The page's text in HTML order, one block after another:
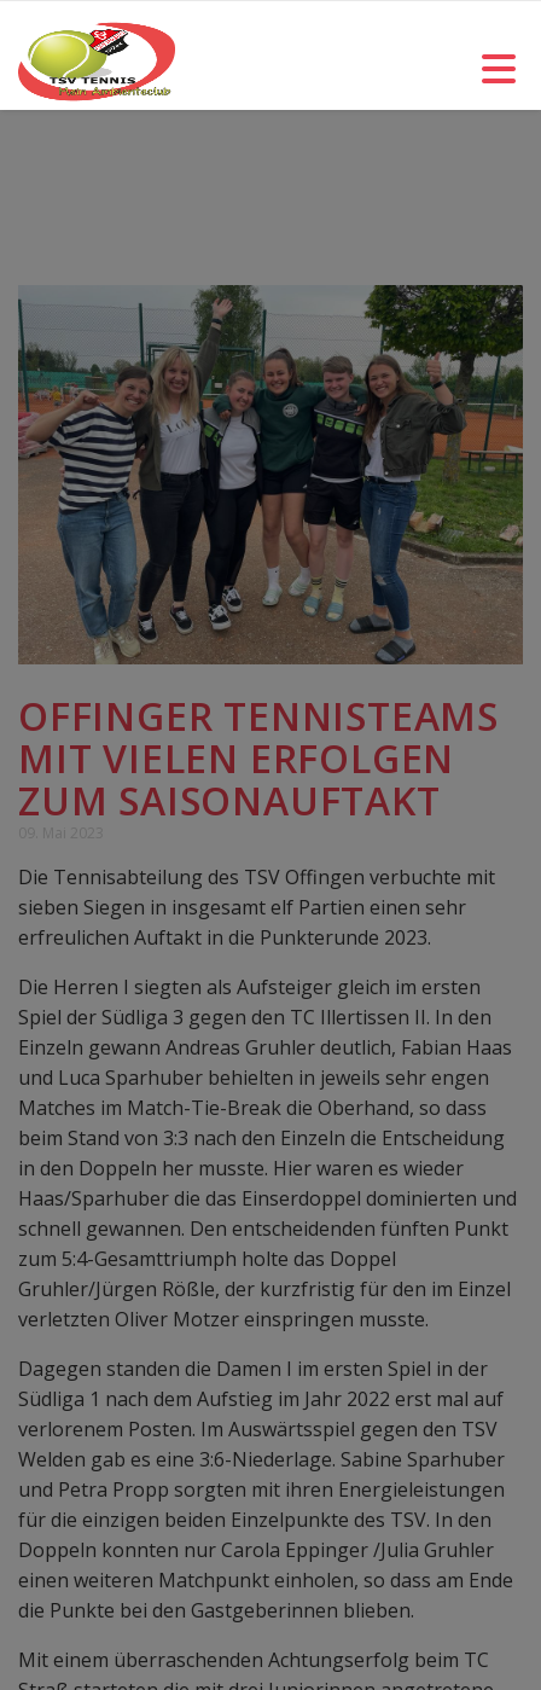
OFFINGER TENNISTEAMS
MIT VIELEN ERFOLGEN
ZUM SAISONAUFTAKT
Die Tennisabteilung des TSV Offingen verbuchte mit
sieben Siegen in insgesamt elf Partien einen sehr
erfreulichen Auftakt in die Punkterunde 2023.
Die Herren I siegten als Aufsteiger gleich im ersten
Spiel der Südliga 3 gegen den TC Illertissen II. In den
Einzeln gewann Andreas Gruhler deutlich, Fabian Haas
und Luca Sparhuber behielten in jeweils sehr engen
Matches im Match-Tie-Break die Oberhand, so dass
beim Stand von 3:3 nach den Einzeln die Entscheidung
in den Doppeln her musste. Hier waren es wieder
Haas/Sparhuber die das Einserdoppel dominierten und
schnell gewannen. Den entscheidenden fünften Punkt
zum 5:4-Gesamttriumph holte das Doppel
Gruhler/Jürgen Rößle, der kurzfristig für den im Einzel
verletzten Oliver Motzer einspringen musste.
Dagegen standen die Damen I im ersten Spiel in der
Südliga 1 nach dem Aufstieg im Jahr 2022 erst mal auf
verlorenem Posten. Im Auswärtsspiel gegen den TSV
Welden gab es eine 3:6-Niederlage. Sabine Sparhuber
und Petra Propp sorgten mit ihren Energieleistungen
für die einzigen beiden Einzelpunkte des TSV. In den
Doppeln konnten nur Carola Eppinger /Julia Gruhler
einen weiteren Matchpunkt einholen, so dass am Ende
die Punkte bei den Gastgeberinnen blieben.
Mit einem überraschenden Achtungserfolg beim TC